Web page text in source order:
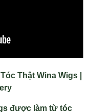
Thật Wina Wigs |
được làm từ tóc